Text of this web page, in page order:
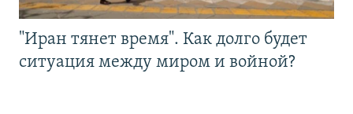
"Иран тянет время". Как долго будет
ситуация между миром и войной?